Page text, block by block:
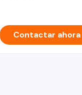
Contactar ahora